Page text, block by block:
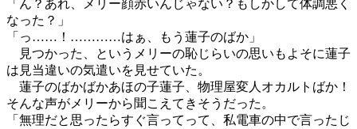
「ん？あれ、メリー顔赤いんじゃない？もしかして体調悪く
なった？」
「っ……！…………はぁ、もう蓮子のばか」
見つかった、というメリーの恥じらいの思いもよそに蓮子
は見当違いの気遣いを見せていた。
蓮子のばかばかあほの子蓮子、物理屋変人オカルトばか！
そんな声がメリーから聞こえてきそうだった。
「無理だと思ったらすぐ言ってって、私電車の中で言ったじ